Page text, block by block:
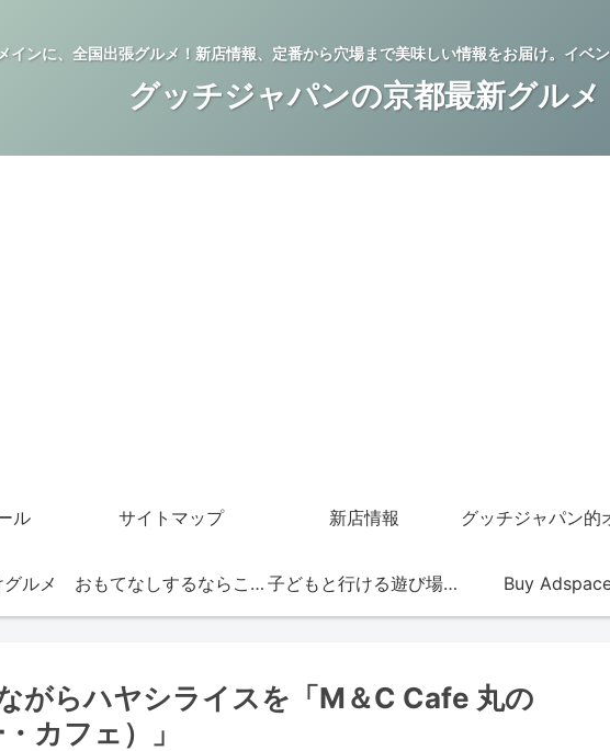
インに、全国出張グルメ！新店情報、定番から穴場まで美味しい情報をお届け。イベ
グッチジャパンの京都最新グルメ
ル サイトマップ 新店情報
ルメ おもてなしするならこの店 子どもと行ける遊び場・お店 Buy
がらハヤシライスを「M＆C Cafe 丸の
カフェ）」